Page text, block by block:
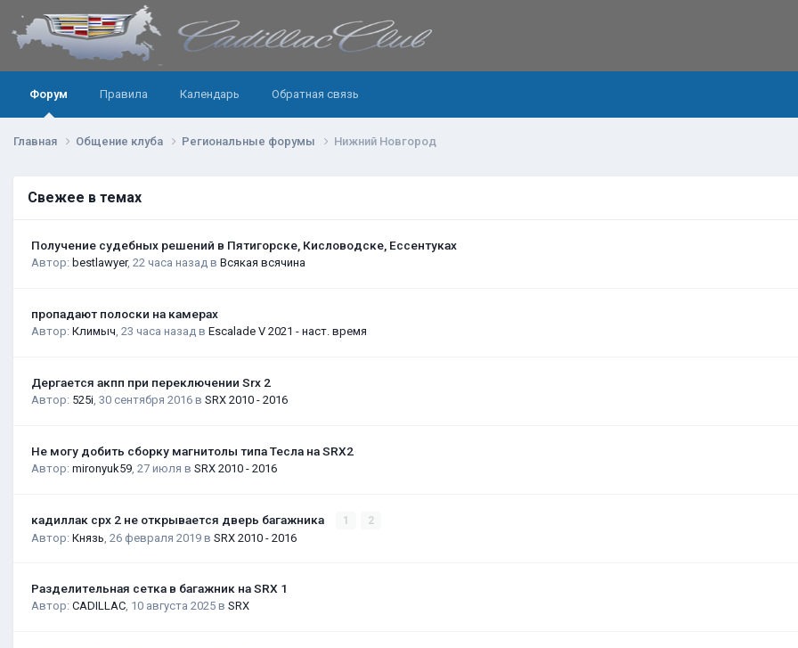
Форум Правила Календарь Обратная связь
Главная Общение клуба Региональные форумы Нижний Новгород
Свежее в темах
Получение судебных решений в Пятигорске, Кисловодске, Ессентуках
Автор: bestlawyer, 22 часа назад в Всякая всячина
пропадают полоски на камерах
Автор: Климыч 23 часа назад в Escalade V 2021 - наст. время
Дергается акпп при переключении Srx 2
Автор: 525i 30 сентября 2016 в SRX 2010 - 2016
Не могу добить сборку магнитолы типа Тесла на SRX2
Автор: mironyuk59 27 июля в SRX 2010 - 2016
кадиллак срх 2 не открывается дверь багажника 1 2
Автор: Князь 26 февраля 2019 в SRX 2010 - 2016
Разделительная сетка в багажник на SRX 1
Автор: CADILLAC 10 августа 2025 в SRX